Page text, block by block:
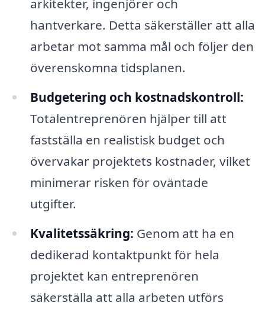
arkitekter, ingenjörer och
hantverkare. Detta säkerställer att alla
arbetar mot samma mål och följer den
överenskomna tidsplanen.
Budgetering och kostnadskontroll:
Totalentreprenören hjälper till att
fastställa en realistisk budget och
övervakar projektets kostnader, vilket
minimerar risken för oväntade
utgifter.
Kvalitetssäkring: Genom att ha en
dedikerad kontaktpunkt för hela
projektet kan entreprenören
säkerställa att alla arbeten utförs